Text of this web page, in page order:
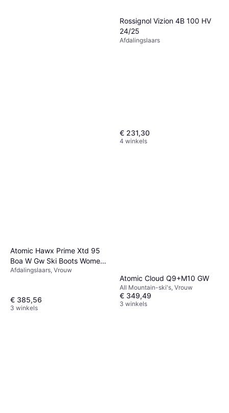
Leki Wcr Tbs Sl 3d
Afdalings-skistok, Vrouw
Rossignol Vizion 4B 100 HV
24/25
Afdalingslaars
€ 231,30
4 winkels
Atomic Hawx Prime Xtd 95
Boa W Gw Ski Boots Women
Black
Afdalingslaars, Vrouw
€ 385,56
3 winkels
Atomic Cloud Q9+M10 GW
All Mountain-ski's, Vrouw
€ 349,49
3 winkels